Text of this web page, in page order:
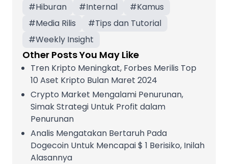
#Hiburan #Internal #Kamus
#Media Rilis #Tips dan Tutorial
#Weekly Insight
Other Posts You May Like
Tren Kripto Meningkat, Forbes Merilis Top
10 Aset Kripto Bulan Maret 2024
Crypto Market Mengalami Penurunan,
Simak Strategi Untuk Profit dalam
Penurunan
Analis Mengatakan Bertaruh Pada
Dogecoin Untuk Mencapai $ 1 Berisiko, Inilah
Alasannya